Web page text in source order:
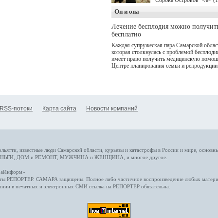
мотивам одноименного
исполнили Артем
Полина Гухман,
Устимова, Олег
Святослав Рогожан,
Режиссер-постановщик
снова здравствуйте!").
Он и она
Лечение бесплодия можно
бесплатно
Каждая супружеская пара Самарской
которая столкнулась с проблемой
имеет право получить медицинскую
Центре планирования семьи и репродукции.
RSS-потоки Карта сайта Новости компаний
известные люди Самарской области, курьезы и катастрофы в России и мире ,
ДОМ и РЕМОНТ, МУЖЧИНА и ЖЕНЩИНА , и многое другое
РЕПОРТЕР. САМАРА защищены. Полное либо частичное воспроизведение любых
в печатных и электронных СМИ ссылка на РЕПОРТЕР обязательна.